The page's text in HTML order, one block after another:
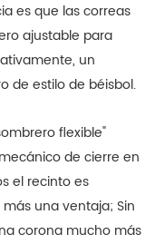
es que las correas
ajustable para
un
de estilo de béisbol.
flexible"
de cierre en
el recinto es
una ventaja; Sin
corona mucho más